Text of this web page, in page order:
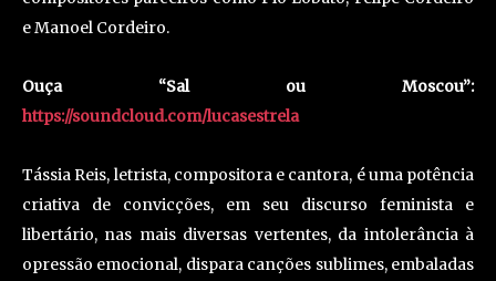
e Manoel Cordeiro.
Ouça “Sal ou Moscou”:
https://soundcloud.com/lucasestrela
Tássia Reis, letrista, compositora e cantora, é uma potência
criativa de convicções, em seu discurso feminista e
libertário, nas mais diversas vertentes, da intolerância à
opressão emocional, dispara canções sublimes, embaladas